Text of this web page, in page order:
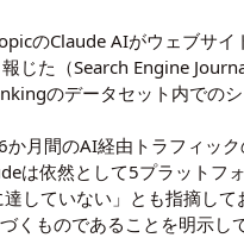
のClaude AIがウェブサイ
じた（Search Engine
のデータセット内での
月間のAI経由トラフィック
は依然として5プラットフ
していない」とも指摘し
くものであることを明示し